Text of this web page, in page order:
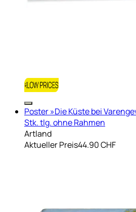
Poster »Die Küste bei
Stk. tlg. ohne Rahmen
Artland
Aktueller Preis44.90 CHF